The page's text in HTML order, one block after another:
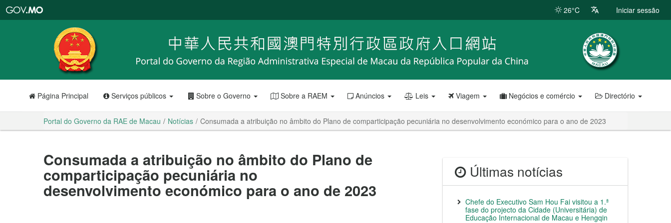
RAE
de
Macau
26°C Iniciar sessão
Página Principal Serviços públicos Sobre o Governo Sobre a RAEM Anúncios Leis Viagem Negócios e comércio Directório
Portal do Governo da RAE de Macau Notícias Consumada a atribuição no âmbito do Plano de comparticipação pecuniária no desenvolvimento económico para o ano de 2023
Consumada a atribuição no âmbito do Plano de
comparticipação pecuniária no
desenvolvimento económico para o ano de 2023
Últimas notícias
Chefe do Executivo Sam Hou Fai visitou a 1.ª
fase do projecto da Cidade (Universitária) de
Educação Internacional de Macau e Hengqin